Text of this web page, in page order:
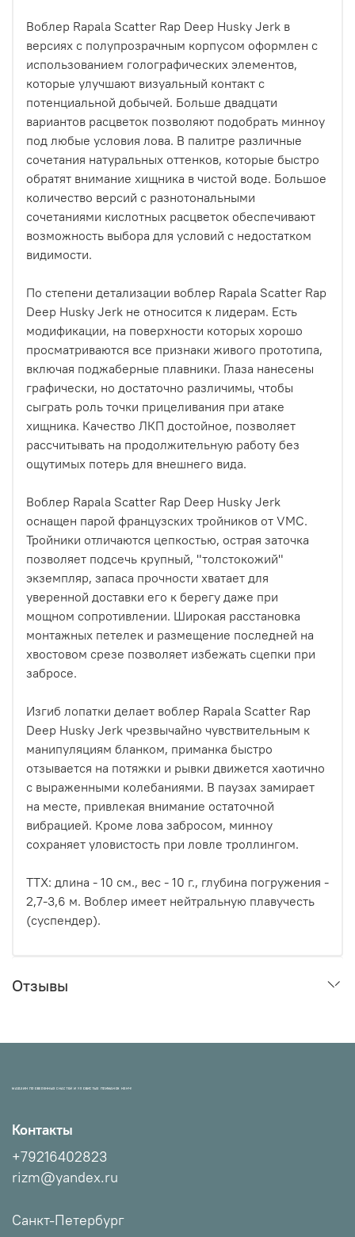
Воблер Rapala Scatter Rap Deep Husky Jerk в
версиях с полупрозрачным корпусом оформлен с
использованием голографических элементов,
которые улучшают визуальный контакт с
потенциальной добычей. Больше двадцати
вариантов расцветок позволяют подобрать минноу
под любые условия лова. В палитре различные
сочетания натуральных оттенков, которые быстро
обратят внимание хищника в чистой воде. Большое
количество версий с разнотональными
сочетаниями кислотных расцветок обеспечивают
возможность выбора для условий с недостатком
видимости.
По степени детализации воблер Rapala Scatter Rap
Deep Husky Jerk не относится к лидерам. Есть
модификации, на поверхности которых хорошо
просматриваются все признаки живого прототипа,
включая поджаберные плавники. Глаза нанесены
графически, но достаточно различимы, чтобы
сыграть роль точки прицеливания при атаке
хищника. Качество ЛКП достойное, позволяет
рассчитывать на продолжительную работу без
ощутимых потерь для внешнего вида.
Воблер Rapala Scatter Rap Deep Husky Jerk
оснащен парой французских тройников от VMC.
Тройники отличаются цепкостью, острая заточка
позволяет подсечь крупный, "толстокожий"
экземпляр, запаса прочности хватает для
уверенной доставки его к берегу даже при
мощном сопротивлении. Широкая расстановка
монтажных петелек и размещение последней на
хвостовом срезе позволяет избежать сцепки при
забросе.
Изгиб лопатки делает воблер Rapala Scatter Rap
Deep Husky Jerk чрезвычайно чувствительным к
манипуляциям бланком, приманка быстро
отзывается на потяжки и рывки движется хаотично
с выраженными колебаниями. В паузах замирает
на месте, привлекая внимание остаточной
вибрацией. Кроме лова забросом, минноу
сохраняет уловистость при ловле троллингом.
ТТХ: длина - 10 см., вес - 10 г., глубина погружения -
2,7-3,6 м. Воблер имеет нейтральную плавучесть
(суспендер).
Отзывы
МАГАЗИН ПРОВЕРЕННЫХ СНАСТЕЙ И УЛОВИСТЫХ ПРИМАНОК НХНЧ!
Контакты
+79216402823
rizm@yandex.ru
Санкт-Петербург